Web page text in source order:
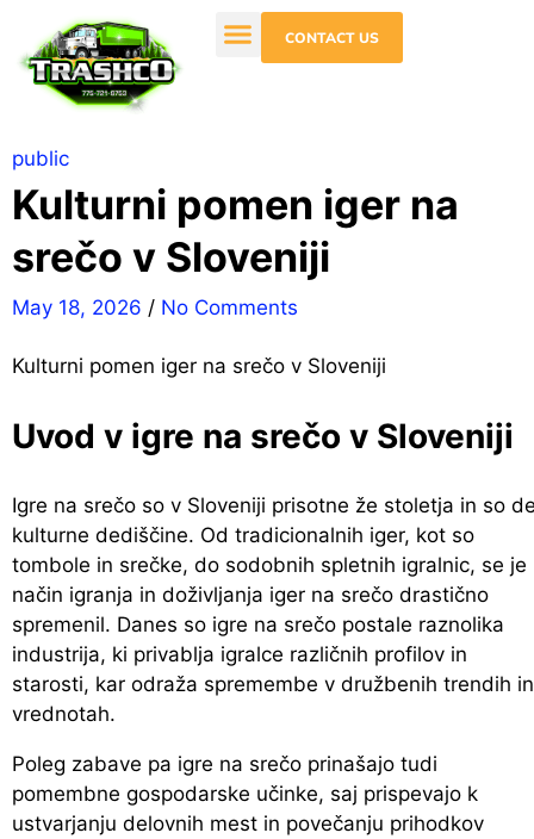
CONTACT US
public
Kulturni pomen iger na
srečo v Sloveniji
May 18, 2026 / No Comments
Kulturni pomen iger na srečo v Sloveniji
Uvod v igre na srečo v Sloveniji
Igre na srečo so v Sloveniji prisotne že stoletja in so
kulturne dediščine. Od tradicionalnih iger, kot so
tombole in srečke, do sodobnih spletnih igralnic, se je
način igranja in doživljanja iger na srečo drastično
spremenil. Danes so igre na srečo postale raznolika
industrija, ki privablja igralce različnih profilov in
starosti, kar odraža spremembe v družbenih trendih in
vrednotah.
Poleg zabave pa igre na srečo prinašajo tudi
pomembne gospodarske učinke, saj prispevajo k
ustvarjanju delovnih mest in povečanju prihodkov